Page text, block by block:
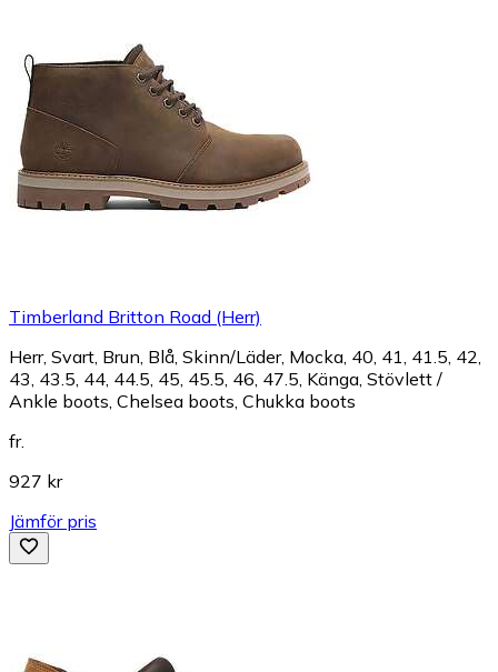
Timberland Britton Road (Herr)
Herr, Svart, Brun, Blå, Skinn/Läder, Mocka, 40, 41, 41.5, 42,
43, 43.5, 44, 44.5, 45, 45.5, 46, 47.5, Känga, Stövlett /
Ankle boots, Chelsea boots, Chukka boots
fr.
927 kr
Jämför pris